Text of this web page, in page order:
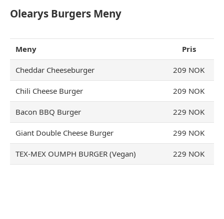
Olearys Burgers Meny
Meny Pris
Cheddar Cheeseburger 209 NOK
Chili Cheese Burger 209 NOK
Bacon BBQ Burger 229 NOK
Giant Double Cheese Burger 299 NOK
TEX-MEX OUMPH BURGER (Vegan) 229 NOK